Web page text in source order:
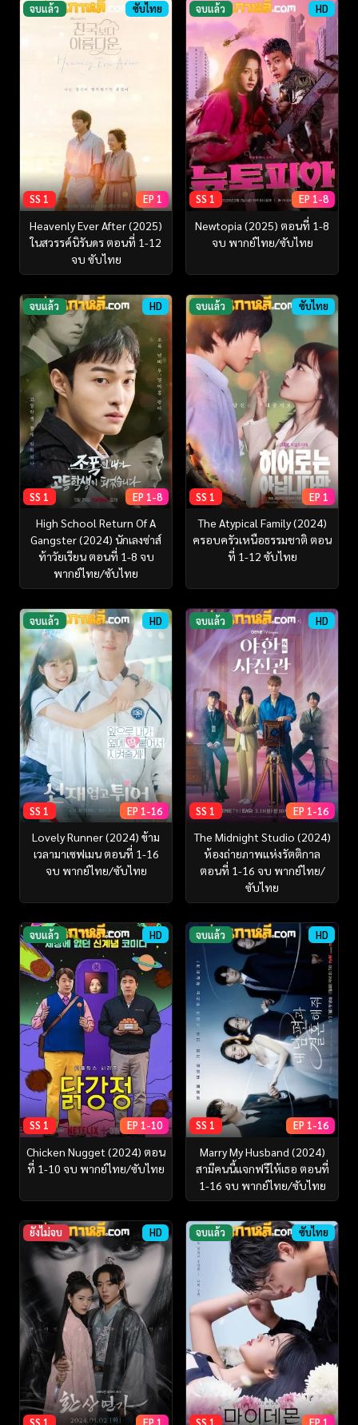
จบแล้ว ซับไทย
SS 1 EP 1
Heavenly Ever After (2025)
ในสวรรค์นิรันดร ตอนที่ 1-12
จบ ซับไทย
จบแล้ว HD
SS 1 EP 1-8
Newtopia (2025) ตอนที่ 1-8
จบ พากย์ไทย/ซับไทย
จบแล้ว HD
SS 1 EP 1-8
High School Return Of A
Gangster (2024) นักเลงซ่าส์
ท้าวัยเรียน ตอนที่ 1-8 จบ
พากย์ไทย/ซับไทย
จบแล้ว ซับไทย
SS 1 EP 1
The Atypical Family (2024)
ครอบครัวเหนือธรรมชาติ ตอน
ที่ 1-12 ซับไทย
จบแล้ว HD
SS 1 EP 1-16
Lovely Runner (2024) ข้าม
เวลามาเซฟเมน ตอนที่ 1-16
จบ พากย์ไทย/ซับไทย
จบแล้ว HD
SS 1 EP 1-16
The Midnight Studio (2024)
ห้องถ่ายภาพแห่งรัตติกาล
ตอนที่ 1-16 จบ พากย์ไทย/
ซับไทย
จบแล้ว HD
SS 1 EP 1-10
Chicken Nugget (2024) ตอน
ที่ 1-10 จบ พากย์ไทย/ซับไทย
จบแล้ว HD
SS 1 EP 1-16
Marry My Husband (2024)
สามีคนนี้แจกฟรีให้เธอ ตอนที่
1-16 จบ พากย์ไทย/ซับไทย
ยังไม่จบ HD จบแล้ว ซับไทย